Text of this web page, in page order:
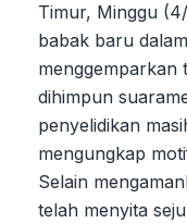
Timur, Minggu
babak baru
menggemparkan
dihimpun
penyelidikan
mengungkap
Selain
telah menyita